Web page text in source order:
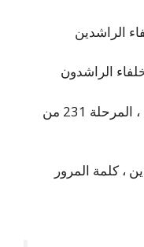
حل كلمة مرور المجموعة العشرين ، المرحلة 231 من